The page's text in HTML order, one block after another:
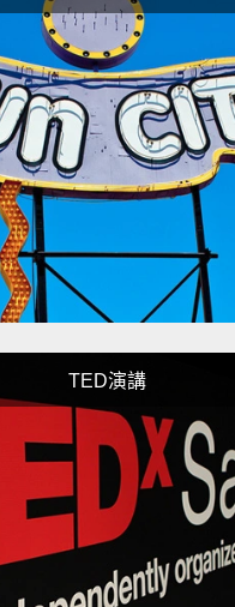
TED演講